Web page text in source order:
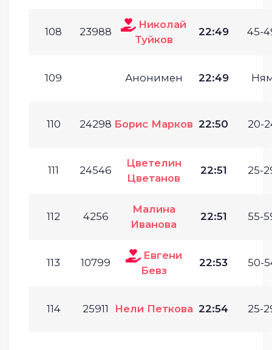
108 23988
Николай
Туйков
22:49 45-
109 Анонимен 22:49
110 24298 Борис Марков 22:50 20-
111 24546
Цветелин
Цветанов
22:51 25-
112 4256
Малина
Иванова
22:51 55-
113 10799
Евгени
Бевз
22:53 50-
114 25911 Нели Петкова 22:54 25-